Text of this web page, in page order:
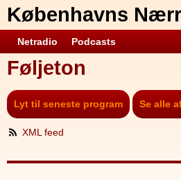
Københavns
Netradio Podcasts
Føljeton
Lyt til seneste program Se alle
XML feed